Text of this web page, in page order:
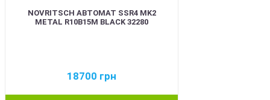
NOVRITSCH АВТОМАТ SSR4 MK2
METAL R10B15M BLACK 32280
18700 грн